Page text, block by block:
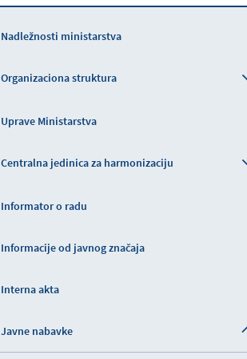
Nadležnosti ministarstva
Organizaciona struktura
Uprave Ministarstva
Centralna jedinica za harmonizaciju
Informator o radu
Informacije od javnog značaja
Interna akta
Javne nabavke